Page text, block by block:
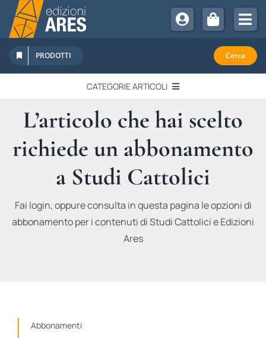
Salta
contenuto
Chi Siamo
Sostienici
Abbonamenti
Promozioni
Newsletter
PRODOTTI Cerca
CATEGORIE ARTICOLI
EDITORIALI
IN QUESTO NUMERO
RECENSIONI
L’articolo che hai scelto
richiede un abbonamento
a Studi Cattolici
Fai login, oppure consulta in questa pagina le opzioni di
abbonamento per i contenuti di Studi Cattolici e Edizioni
Ares
Abbonamenti